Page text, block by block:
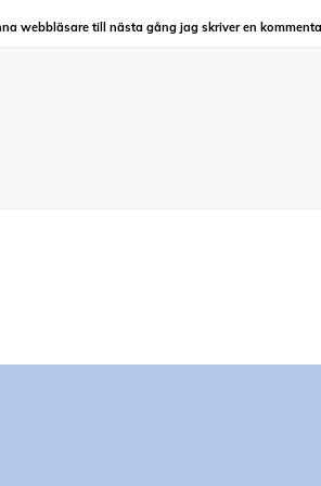
webbläsare till nästa gång jag skriver en